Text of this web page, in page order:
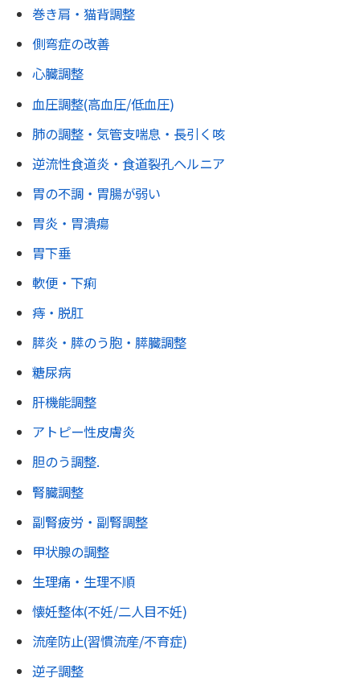
巻き肩・猫背調整
側弯症の改善
心臓調整
血圧調整(高血圧/低血圧)
肺の調整・気管支喘息・長引く咳
逆流性食道炎・食道裂孔ヘルニア
胃の不調・胃腸が弱い
胃炎・胃潰瘍
胃下垂
軟便・下痢
痔・脱肛
膵炎・膵のう胞・膵臓調整
糖尿病
肝機能調整
アトピー性皮膚炎
胆のう調整.
腎臓調整
副腎疲労・副腎調整
甲状腺の調整
生理痛・生理不順
懐妊整体(不妊/二人目不妊)
流産防止(習慣流産/不育症)
逆子調整